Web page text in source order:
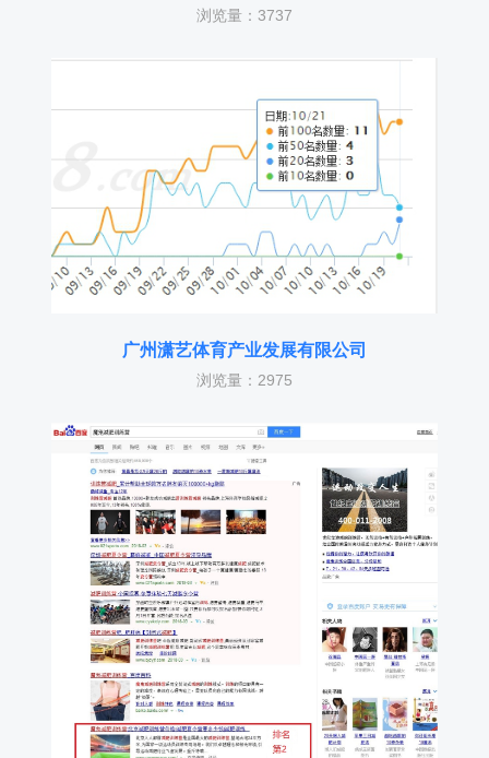
浏览量：3737
广州潇艺体育产业发展有限公司
浏览量：2975